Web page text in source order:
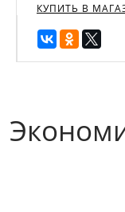
КУПИТЬ В